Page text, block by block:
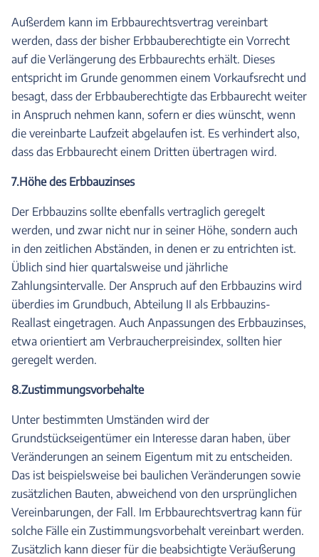
Außerdem kann im Erbbaurechtsvertrag vereinbart
werden, dass der bisher Erbbauberechtigte ein Vorrecht
auf die Verlängerung des Erbbaurechts erhält. Dieses
entspricht im Grunde genommen einem Vorkaufsrecht und
besagt, dass der Erbbauberechtigte das Erbbaurecht weiter
in Anspruch nehmen kann, sofern er dies wünscht, wenn
die vereinbarte Laufzeit abgelaufen ist. Es verhindert also,
dass das Erbbaurecht einem Dritten übertragen wird.
7.Höhe des Erbbauzinses
Der Erbbauzins sollte ebenfalls vertraglich geregelt
werden, und zwar nicht nur in seiner Höhe, sondern auch
in den zeitlichen Abständen, in denen er zu entrichten ist.
Üblich sind hier quartalsweise und jährliche
Zahlungsintervalle. Der Anspruch auf den Erbbauzins wird
überdies im Grundbuch, Abteilung II als Erbbauzins-
Reallast eingetragen. Auch Anpassungen des Erbbauzinses,
etwa orientiert am Verbraucherpreisindex, sollten hier
geregelt werden.
8.Zustimmungsvorbehalte
Unter bestimmten Umständen wird der
Grundstückseigentümer ein Interesse daran haben, über
Veränderungen an seinem Eigentum mit zu entscheiden.
Das ist beispielsweise bei baulichen Veränderungen sowie
zusätzlichen Bauten, abweichend von den ursprünglichen
Vereinbarungen, der Fall. Im Erbbaurechtsvertrag kann für
solche Fälle ein Zustimmungsvorbehalt vereinbart werden.
Zusätzlich kann dieser für die beabsichtigte Veräußerung